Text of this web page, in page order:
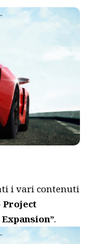
i vari contenuti
Project
.